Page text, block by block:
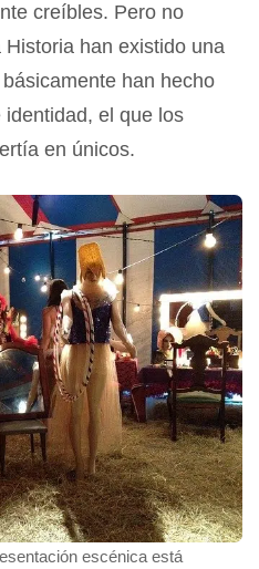
creíbles. Pero no
han existido una
han hecho
el que los
en únicos.
escénica está